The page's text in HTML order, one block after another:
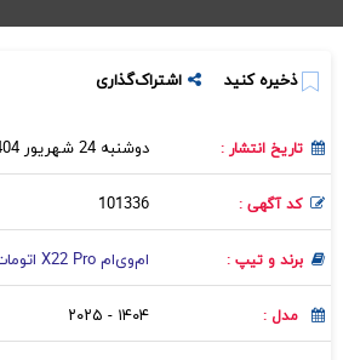
ذخیره کنید اشتراک‌گذاری
تاریخ انتشار : دوشنبه 24 شهریور 1404
کد آگهی : 101336
برند و تیپ : ام‌وی‌ام X22 Pro اتومات
مدل : ۱۴۰۴ - ۲۰۲۵